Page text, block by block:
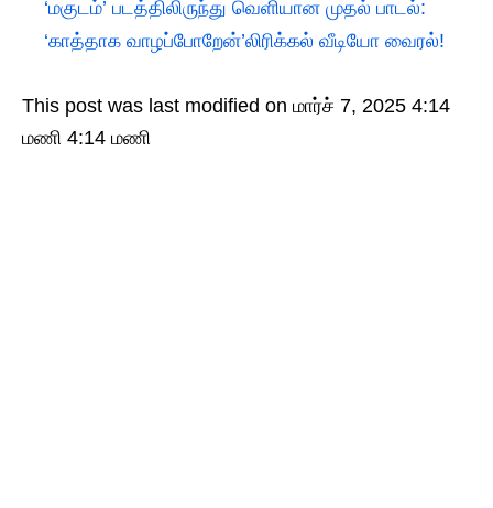
‘மகுடம்’ படத்திலிருந்து வெளியான முதல் பாடல்:
‘காத்தாக வாழப்போறேன்’லிரிக்கல் வீடியோ வைரல்!
This post was last modified on மார்ச் 7, 2025 4:14
மணி 4:14 மணி